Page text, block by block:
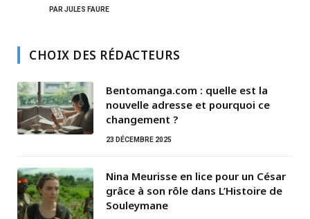
PAR JULES FAURE
CHOIX DES RÉDACTEURS
Bentomanga.com : quelle est la
nouvelle adresse et pourquoi ce
changement ?
23 DÉCEMBRE 2025
Nina Meurisse en lice pour un César
grâce à son rôle dans L’Histoire de
Souleymane